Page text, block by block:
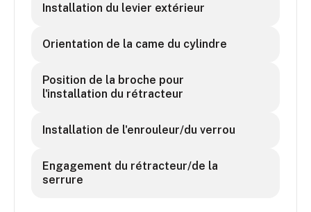
Installation du levier extérieur
Orientation de la came du cylindre
Position de la broche pour
l'installation du rétracteur
Installation de l'enrouleur/du verrou
Engagement du rétracteur/de la
serrure